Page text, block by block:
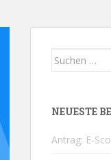
Suchen
NEUESTE
Antrag: E-